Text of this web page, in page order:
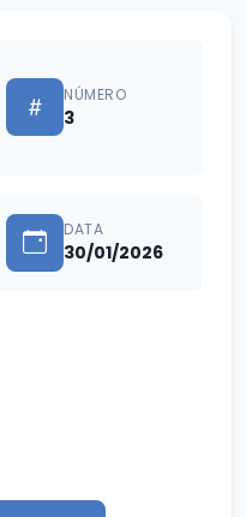
NÚMERO
3
DATA
30/01/2026